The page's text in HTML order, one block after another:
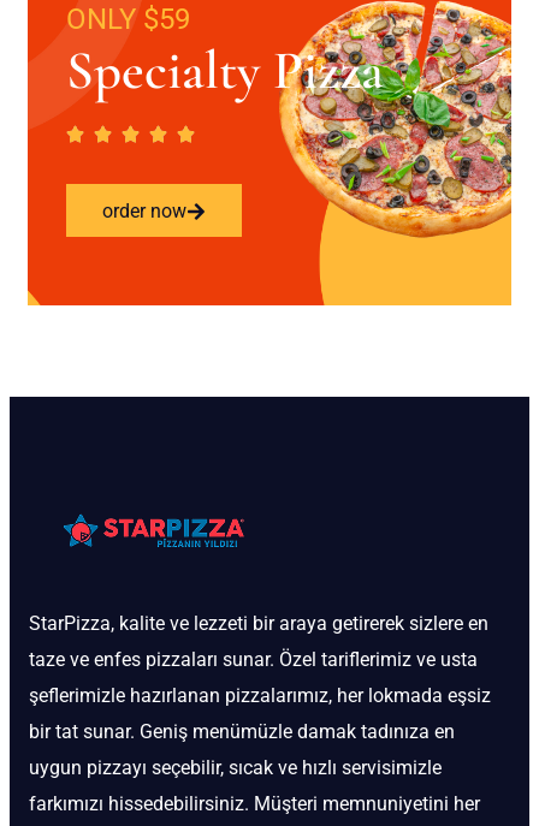
ONLY $59
Specialty Pizza
order now
StarPizza, kalite ve lezzeti bir araya getirerek sizlere en
taze ve enfes pizzaları sunar. Özel tariflerimiz ve usta
şeflerimizle hazırlanan pizzalarımız, her lokmada eşsiz
bir tat sunar. Geniş menümüzle damak tadınıza en
uygun pizzayı seçebilir, sıcak ve hızlı servisimizle
farkımızı hissedebilirsiniz. Müşteri memnuniyetini her